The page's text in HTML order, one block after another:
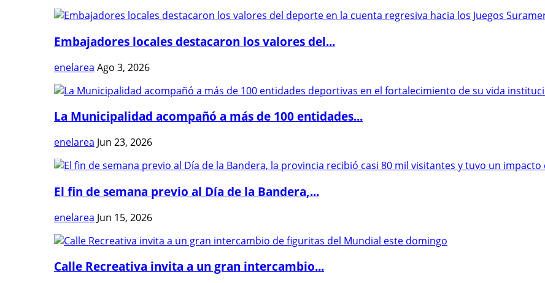
Embajadores locales destacaron los valores del...
enelarea Ago 3, 2026
La Municipalidad acompañó a más de 100 entidades...
enelarea Jun 23, 2026
El fin de semana previo al Día de la Bandera,...
enelarea Jun 15, 2026
Calle Recreativa invita a un gran intercambio...